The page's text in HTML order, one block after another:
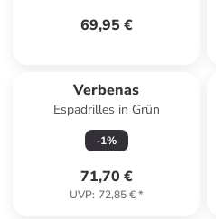
69,95 €
Verbenas
Espadrilles in Grün
-1%
71,70 €
UVP: 72,85 €*